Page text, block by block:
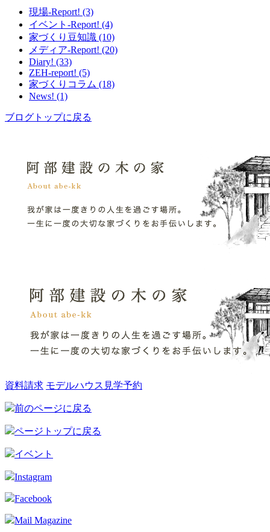
現場-Report! (3)
イベント-Report! (4)
家づくり豆知識 (10)
メディア-Report! (20)
Diary! (33)
ZEH-report! (5)
家づくりコラム (18)
News! (1)
ブログトップに戻る
資料請求 モデルハウス見学予約
前のページに戻る
ページトップに戻る
イベント
Instagram
Facebook
Mail Magazine